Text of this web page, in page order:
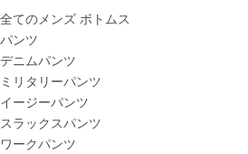
全てのメンズ ボトムス
パンツ
デニムパンツ
ミリタリーパンツ
イージーパンツ
スラックスパンツ
ワークパンツ